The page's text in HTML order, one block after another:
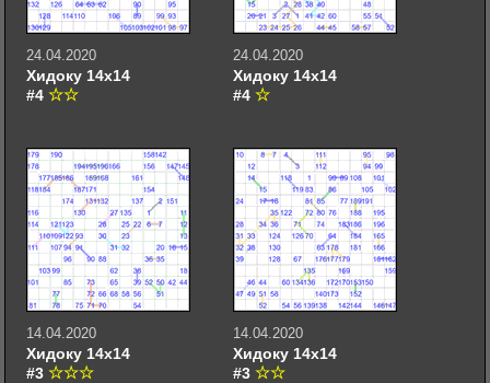
24.04.2020
Хидоку 14х14
#4
24.04.2020
Хидоку 14х14
#4
14.04.2020
Хидоку 14х14
#3
14.04.2020
Хидоку 14х14
#3